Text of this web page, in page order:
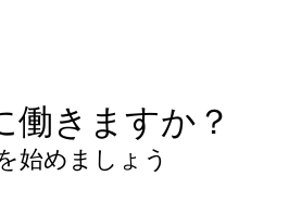
働きますか？
始めましょう